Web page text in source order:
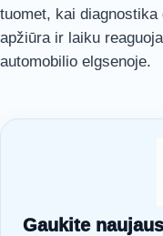
tuomet, kai
apžiūra ir laiku
automobilio elgsenoje.
Gaukite